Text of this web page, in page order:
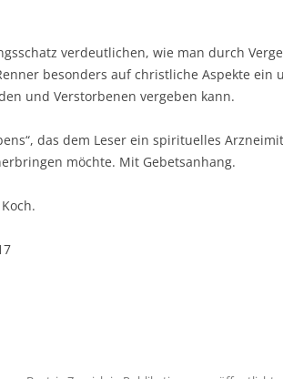
verdeutlichen, wie man durch
besonders auf christliche Aspekte ein
und Verstorbenen vergeben kann.
das dem Leser ein spirituelles
möchte. Mit Gebetsanhang.